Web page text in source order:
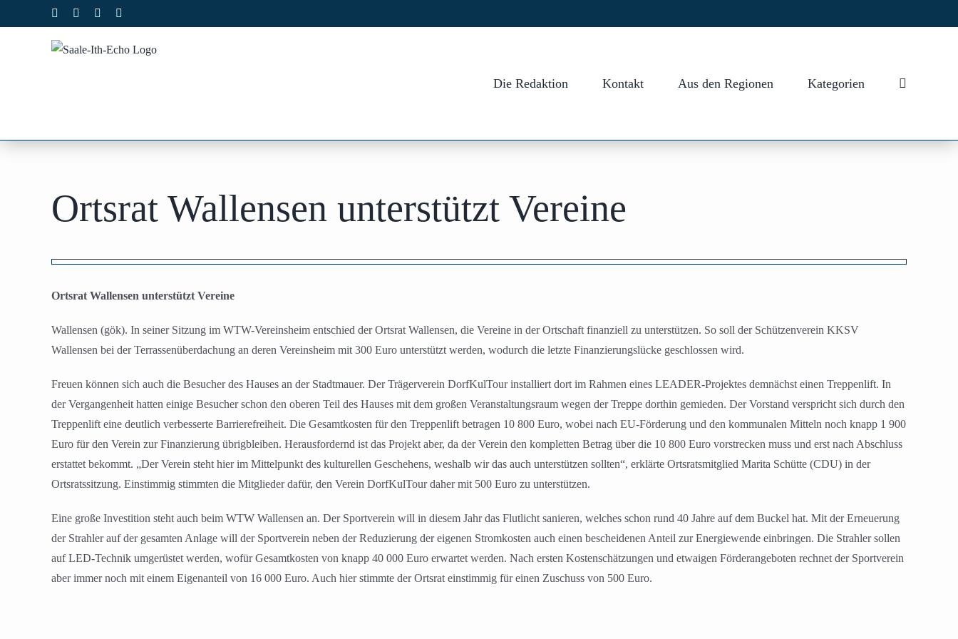
Inhalt
Facebook Instagram
Die Redaktion Kontakt Aus den Regionen Kategorien
Ortsrat Wallensen unterstützt Vereine
grösseres
Ortsrat Wallensen unterstützt Vereine
Wallensen (gök). In seiner Sitzung im WTW-Vereinsheim entschied der Ortsrat Wallensen, die Vereine in der Ortschaft finanziell zu unterstützen. So soll der Schützenverein KKSV
Wallensen bei der Terrassenüberdachung an deren Vereinsheim mit 300 Euro unterstützt werden, wodurch die letzte Finanzierungslücke geschlossen wird.
Freuen können sich auch die Besucher des Hauses an der Stadtmauer. Der Trägerverein DorfKulTour installiert dort im Rahmen eines LEADER-Projektes demnächst einen Treppenlift. In
der Vergangenheit hatten einige Besucher schon den oberen Teil des Hauses mit dem großen Veranstaltungsraum wegen der Treppe dorthin gemieden. Der Vorstand verspricht sich durch den
Treppenlift eine deutlich verbesserte Barrierefreiheit. Die Gesamtkosten für den Treppenlift betragen 10 800 Euro, wobei nach EU-Förderung und den kommunalen Mitteln noch knapp 1 900
Euro für den Verein zur Finanzierung übrigbleiben. Herausfordernd ist das Projekt aber, da der Verein den kompletten Betrag über die 10 800 Euro vorstrecken muss und erst nach Abschluss
erstattet bekommt. „Der Verein steht hier im Mittelpunkt des kulturellen Geschehens, weshalb wir das auch unterstützen sollten“, erklärte Ortsratsmitglied Marita Schütte (CDU) in der
Ortsratssitzung. Einstimmig stimmten die Mitglieder dafür, den Verein DorfKulTour daher mit 500 Euro zu unterstützen.
Eine große Investition steht auch beim WTW Wallensen an. Der Sportverein will in diesem Jahr das Flutlicht sanieren, welches schon rund 40 Jahre auf dem Buckel hat. Mit der Erneuerung
der Strahler auf der gesamten Anlage will der Sportverein neben der Reduzierung der eigenen Stromkosten auch einen bescheidenen Anteil zur Energiewende einbringen. Die Strahler sollen
auf LED-Technik umgerüstet werden, wofür Gesamtkosten von knapp 40 000 Euro erwartet werden. Nach ersten Kostenschätzungen und etwaigen Förderangeboten rechnet der Sportverein
aber immer noch mit einem Eigenanteil von 16 000 Euro. Auch hier stimmte der Ortsrat einstimmig für einen Zuschuss von 500 Euro.